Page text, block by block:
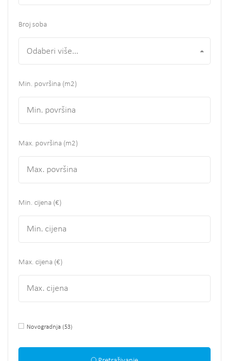
Broj soba
Odaberi više...
Min. površina (m2)
Max. površina (m2)
Min. cijena (€)
Max. cijena (€)
Novogradnja (53)